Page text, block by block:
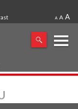
A A A
X